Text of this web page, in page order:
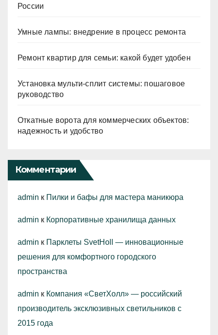
России
Умные лампы: внедрение в процесс ремонта
Ремонт квартир для семьи: какой будет удобен
Установка мульти-сплит системы: пошаговое
руководство
Откатные ворота для коммерческих объектов:
надежность и удобство
Комментарии
admin к Пилки и бафы для мастера маникюра
admin к Корпоративные хранилища данных
admin к Парклеты SvetHoll — инновационные
решения для комфортного городского
пространства
admin к Компания «СветХолл» — российский
производитель эксклюзивных светильников с
2015 года